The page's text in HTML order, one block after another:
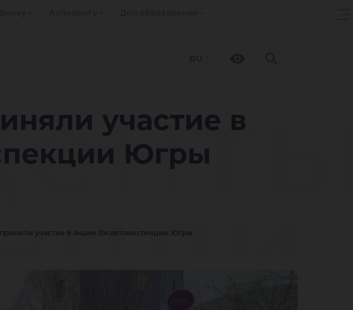
участие в
Югры
участие в акции Госавтоинспекции Югры